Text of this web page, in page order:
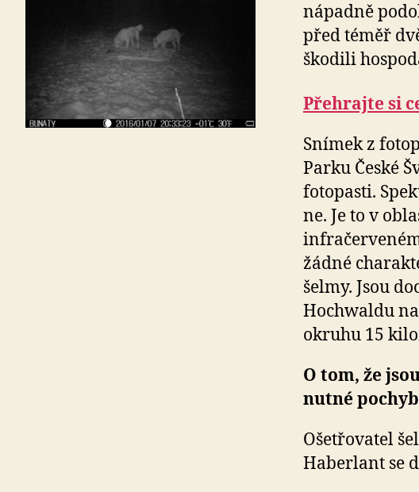
nápadně
před téměř
škodili
Přehrajte si
Snímek z
Parku České
fotopasti.
ne. Je to v
žádné
šelmy. Jsou
Hochwaldu
okruhu 15
O tom, že
nutné
Ošetřovatel
Haberlant se